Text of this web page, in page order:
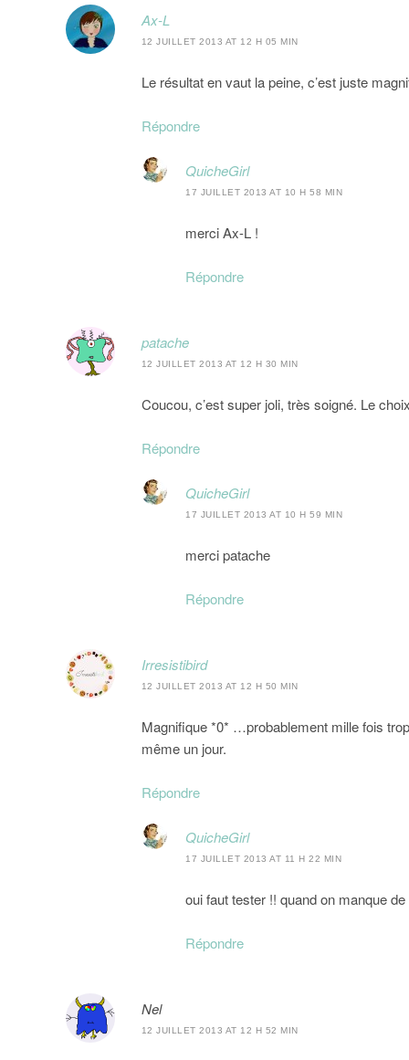
Ax-L
12 JUILLET 2013 AT 12 H 05 MIN
Le résultat en vaut la peine, c’est juste
Répondre
QuicheGirl
17 JUILLET 2013 AT 10 H 58 MIN
merci Ax-L !
Répondre
patache
12 JUILLET 2013 AT 12 H 30 MIN
Coucou, c’est super joli, très soigné. Le
Répondre
QuicheGirl
17 JUILLET 2013 AT 10 H 59 MIN
merci patache
Répondre
Irresistibird
12 JUILLET 2013 AT 12 H 50 MIN
Magnifique *0* …probablement mille fois
même un jour.
Répondre
QuicheGirl
17 JUILLET 2013 AT 11 H 22 MIN
oui faut tester !! quand on manque
Répondre
Nel
12 JUILLET 2013 AT 12 H 52 MIN